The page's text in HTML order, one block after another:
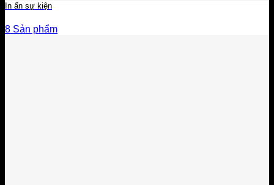
In ấn sự kiện
8 Sản phẩm